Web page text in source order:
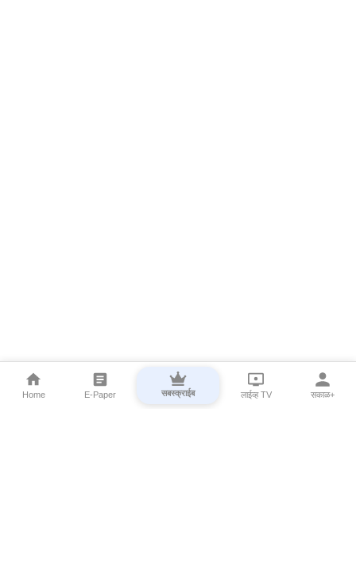
Home E-Paper सबस्क्राईब लाईव्ह TV सकाळ+